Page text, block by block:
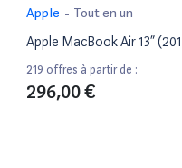
Apple - Tout en un
Apple MacBook Air 13”
219 offres à partir de :
296,00 €